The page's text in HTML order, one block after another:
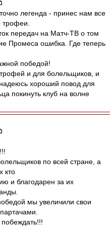
легенда - принес нам все
трофеи.
передач на Матч-ТВ о том
Промеса ошибка. Где теперь
победой!
и для болельщиков, и
хороший повод для
покинуть клуб на волне
по всей стране, а
кто
и благодарен за их
мы увеличили свои